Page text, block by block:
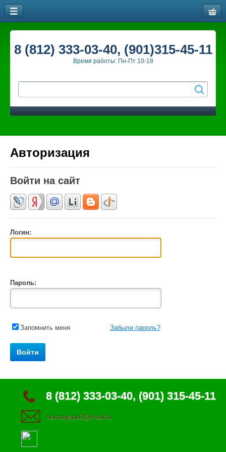
8 (812) 333-03-40, (901)315-45-11
Время работы: Пн-Пт 10-18
Авторизация
Войти на сайт
Логин:
Пароль:
Запомнить меня Забыли пароль?
8 (812) 333-03-40, (901) 315-45-11
bambyspb2@mail.ru